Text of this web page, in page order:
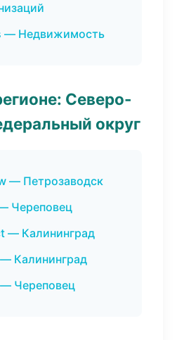
— Недвижимость
Северо-
округ
— Петрозаводск
Череповец
— Калининград
Калининград
Череповец